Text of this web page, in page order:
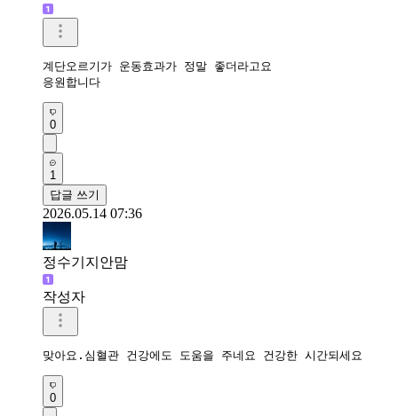
계단오르기가 운동효과가 정말 좋더라고요
응원합니다
0
1
답글 쓰기
2026.05.14 07:36
정수기지안맘
작성자
맞아요.심혈관 건강에도 도움을 주네요 건강한 시간되세요
0